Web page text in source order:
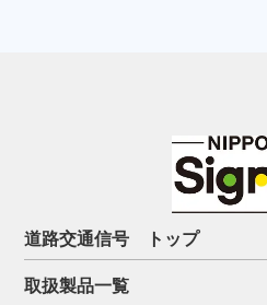
道路交通信号 トップ
取扱製品一覧